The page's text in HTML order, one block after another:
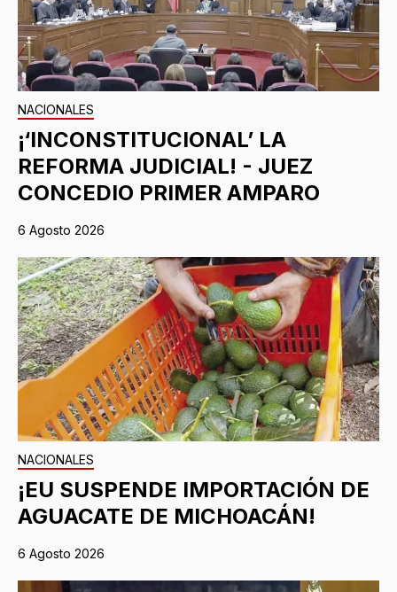
NACIONALES
¡‘INCONSTITUCIONAL’ LA
REFORMA JUDICIAL! - JUEZ
CONCEDIO PRIMER AMPARO
6 Agosto 2026
NACIONALES
¡EU SUSPENDE IMPORTACIÓN DE
AGUACATE DE MICHOACÁN!
6 Agosto 2026